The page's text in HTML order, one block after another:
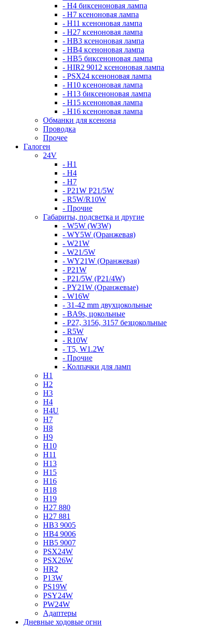
- H4 биксеноновая лампа
- H7 ксеноновая лампа
- H11 ксеноновая лампа
- H27 ксеноновая лампа
- HB3 ксеноновая лампа
- HB4 ксеноновая лампа
- HB5 биксеноновая лампа
- HIR2 9012 ксеноновая лампа
- PSX24 ксеноновая лампа
- H10 ксеноновая лампа
- H13 биксеноновая лампа
- H15 ксеноновая лампа
- H16 ксеноновая лампа
Обманки для ксенона
Проводка
Прочее
Галоген
24V
- H1
- H4
- H7
- P21W P21/5W
- R5W/R10W
- Прочие
Габариты, подсветка и другие
- W5W (W3W)
- WY5W (Оранжевая)
- W21W
- W21/5W
- WY21W (Оранжевая)
- P21W
- P21/5W (P21/4W)
- PY21W (Оранжевые)
- W16W
- 31-42 mm двухцокольные
- BA9s, цокольные
- P27, 3156, 3157 безцокольные
- R5W
- R10W
- T5, W1.2W
- Прочие
- Колпачки для ламп
H1
H2
H3
H4
H4U
H7
H8
H9
H10
H11
H13
H15
H16
H18
H19
H27 880
H27 881
HB3 9005
HB4 9006
HB5 9007
PSX24W
PSX26W
HR2
P13W
PS19W
PSY24W
PW24W
Адаптеры
Дневные ходовые огни